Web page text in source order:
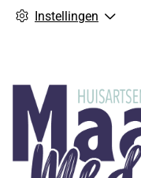
Instellingen